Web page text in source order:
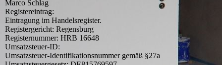
Marco Schlag
Registereintrag:
Eintragung im Handelsregister.
Registergericht: Regensburg
Registernummer: HRB 16648
Umsatzsteuer-ID:
Umsatzsteuer-Identifikationsnummer gemäß §27a